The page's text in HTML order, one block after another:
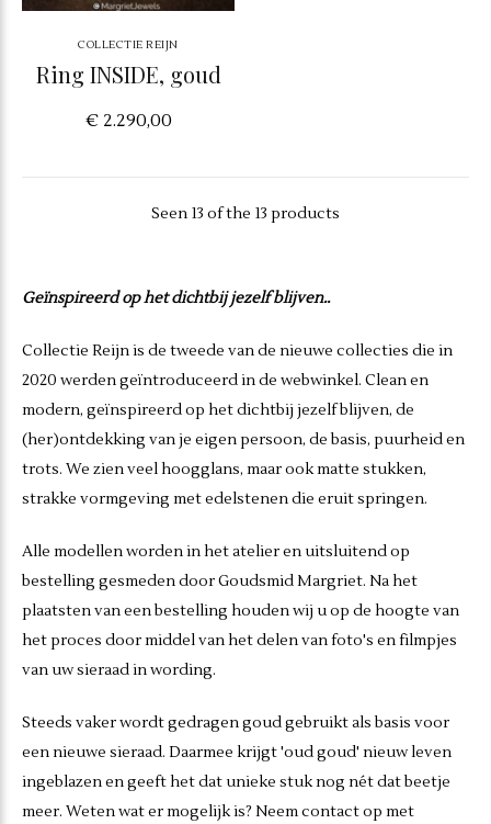
COLLECTIE REIJN
Ring INSIDE, goud
€ 2.290,00
Seen 13 of the 13 products
Geïnspireerd op het dichtbij jezelf blijven..
Collectie Reijn is de tweede van de nieuwe collecties die in
2020 werden geïntroduceerd in de webwinkel. Clean en
modern, geïnspireerd op het dichtbij jezelf blijven, de
(her)ontdekking van je eigen persoon, de basis, puurheid en
trots. We zien veel hoogglans, maar ook matte stukken,
strakke vormgeving met edelstenen die eruit springen.
Alle modellen worden in het atelier en uitsluitend op
bestelling gesmeden door Goudsmid Margriet. Na het
plaatsten van een bestelling houden wij u op de hoogte van
het proces door middel van het delen van foto's en filmpjes
van uw sieraad in wording.
Steeds vaker wordt gedragen goud gebruikt als basis voor
een nieuwe sieraad. Daarmee krijgt 'oud goud' nieuw leven
ingeblazen en geeft het dat unieke stuk nog nét dat beetje
meer. Weten wat er mogelijk is? Neem contact op met